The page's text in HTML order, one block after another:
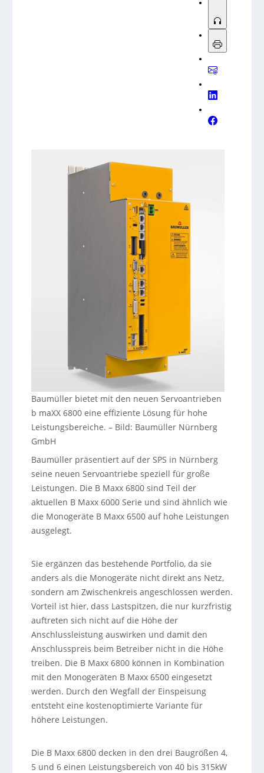
Baumüller bietet mit den neuen Servoantrieben
b maXX 6800 eine effiziente Lösung für hohe
Leistungsbereiche. – Bild: Baumüller Nürnberg
GmbH
Baumüller präsentiert auf der SPS in Nürnberg
seine neuen Servoantriebe speziell für große
Leistungen. Die B Maxx 6800 sind Teil der
aktuellen B Maxx 6000 Serie und sind ähnlich wie
die Monogeräte B Maxx 6500 auf hohe Leistungen
ausgelegt.
Sie ergänzen das bestehende Portfolio, da sie
anders als die Monogeräte nicht direkt ans Netz,
sondern am Zwischenkreis angeschlossen werden.
Vorteil ist hier, dass Lastspitzen, die nur kurzfristig
auftreten sich nicht auf die Höhe der
Anschlussleistung auswirken und damit den
Anschlusspreis beim Betreiber nicht in die Höhe
treiben. Die B Maxx 6800 können in Kombination
mit den Monogeräten B Maxx 6500 eingesetzt
werden. Durch den Wegfall der Einspeisung
entsteht eine kostenoptimierte Variante für
höhere Leistungen.
Die B Maxx 6800 decken in den drei Baugrößen 4,
5 und 6 einen Leistungsbereich von 40 bis 315kW